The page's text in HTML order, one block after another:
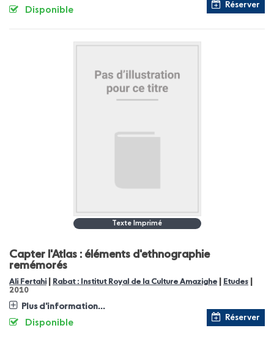
Réserver
Disponible
Texte Imprimé
Capter l'Atlas : éléments d'ethnographie
remémorés
Ali Fertahi Rabat : Institut Royal de la Culture Amazighe Etudes
2010
Plus d'information...
Réserver
Disponible